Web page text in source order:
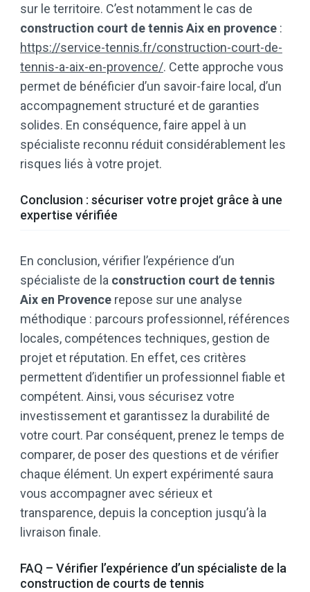
sur le territoire. C’est notamment le cas de
construction court de tennis Aix en provence :
https://service-tennis.fr/construction-court-de-
tennis-a-aix-en-provence/. Cette approche vous
permet de bénéficier d’un savoir-faire local, d’un
accompagnement structuré et de garanties
solides. En conséquence, faire appel à un
spécialiste reconnu réduit considérablement les
risques liés à votre projet.
Conclusion : sécuriser votre projet grâce à une
expertise vérifiée
En conclusion, vérifier l’expérience d’un
spécialiste de la construction court de tennis
Aix en Provence repose sur une analyse
méthodique : parcours professionnel, références
locales, compétences techniques, gestion de
projet et réputation. En effet, ces critères
permettent d’identifier un professionnel fiable et
compétent. Ainsi, vous sécurisez votre
investissement et garantissez la durabilité de
votre court. Par conséquent, prenez le temps de
comparer, de poser des questions et de vérifier
chaque élément. Un expert expérimenté saura
vous accompagner avec sérieux et
transparence, depuis la conception jusqu’à la
livraison finale.
FAQ – Vérifier l’expérience d’un spécialiste de la
construction de courts de tennis